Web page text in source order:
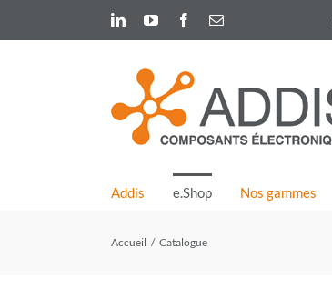
content
LinkedInYouTubeFacebook
Email
Addis e.Shop Nos gammes
Accueil Catalogue